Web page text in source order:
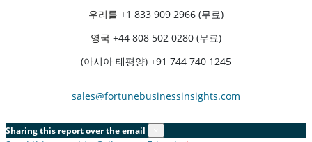
우리를 +1 833 909 2966 (무료)
영국 +44 808 502 0280 (무료)
(아시아 태평양) +91 744 740 1245
sales@fortunebusinessinsights.com
Sharing this report over the email